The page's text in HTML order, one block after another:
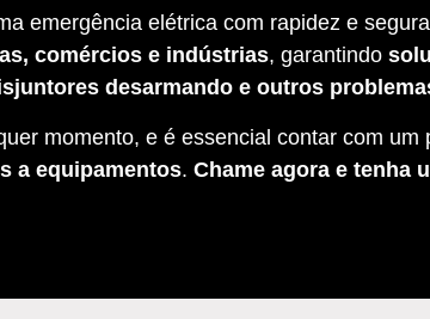
emergência elétrica com rapidez e
comércios e indústrias, garantindo
desarmando e outros
momento, e é essencial contar com
a equipamentos. Chame agora e tenha